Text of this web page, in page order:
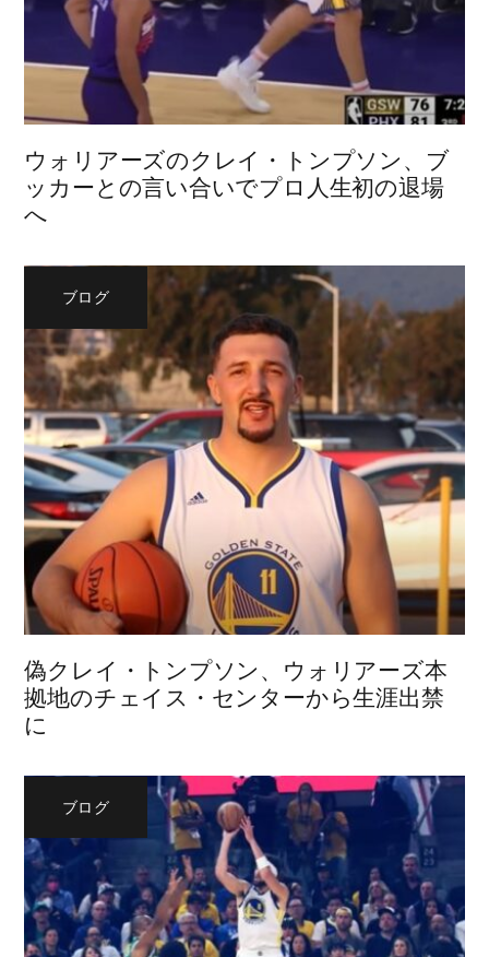
ウォリアーズのクレイ・トンプソン、ブ
ッカーとの言い合いでプロ人生初の退場
へ
ブログ
偽クレイ・トンプソン、ウォリアーズ本
拠地のチェイス・センターから生涯出禁
に
ブログ